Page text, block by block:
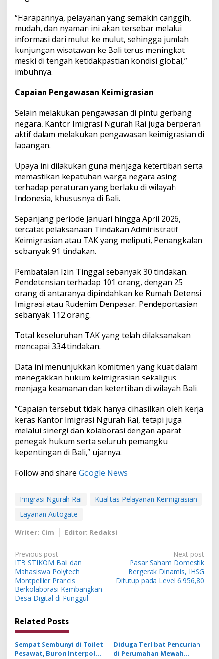
“Harapannya, pelayanan yang semakin canggih,
mudah, dan nyaman ini akan tersebar melalui
informasi dari mulut ke mulut, sehingga jumlah
kunjungan wisatawan ke Bali terus meningkat
meski di tengah ketidakpastian kondisi global,”
imbuhnya.
Capaian Pengawasan Keimigrasian
Selain melakukan pengawasan di pintu gerbang
negara, Kantor Imigrasi Ngurah Rai juga berperan
aktif dalam melakukan pengawasan keimigrasian di
lapangan.
Upaya ini dilakukan guna menjaga ketertiban serta
memastikan kepatuhan warga negara asing
terhadap peraturan yang berlaku di wilayah
Indonesia, khususnya di Bali.
Sepanjang periode Januari hingga April 2026,
tercatat pelaksanaan Tindakan Administratif
Keimigrasian atau TAK yang meliputi, Penangkalan
sebanyak 91 tindakan.
Pembatalan Izin Tinggal sebanyak 30 tindakan.
Pendetensian terhadap 101 orang, dengan 25
orang di antaranya dipindahkan ke Rumah Detensi
Imigrasi atau Rudenim Denpasar. Pendeportasian
sebanyak 112 orang.
Total keseluruhan TAK yang telah dilaksanakan
mencapai 334 tindakan.
Data ini menunjukkan komitmen yang kuat dalam
menegakkan hukum keimigrasian sekaligus
menjaga keamanan dan ketertiban di wilayah Bali.
“Capaian tersebut tidak hanya dihasilkan oleh kerja
keras Kantor Imigrasi Ngurah Rai, tetapi juga
melalui sinergi dan kolaborasi dengan aparat
penegak hukum serta seluruh pemangku
kepentingan di Bali,” ujarnya.
Follow and share Google News
Imigrasi Ngurah Rai
Kualitas Pelayanan Keimigrasian
Layanan Autogate
Writer: Cim
Editor: Redaksi
P
o
s
t
a
v
i
Previous post
ITB STIKOM Bali dan
Mahasiswa Polytech
Montpellier Prancis
Berkolaborasi Kembangkan
Desa Digital di Punggul
Next post
Pasar Saham Domestik
Bergerak Dinamis, IHSG
Ditutup pada Level 6.956,80
Related Posts
Sempat Sembunyi di Toilet
Pesawat, Buron Interpol
Diduga Terlibat Pencurian
di Perumahan Mewah